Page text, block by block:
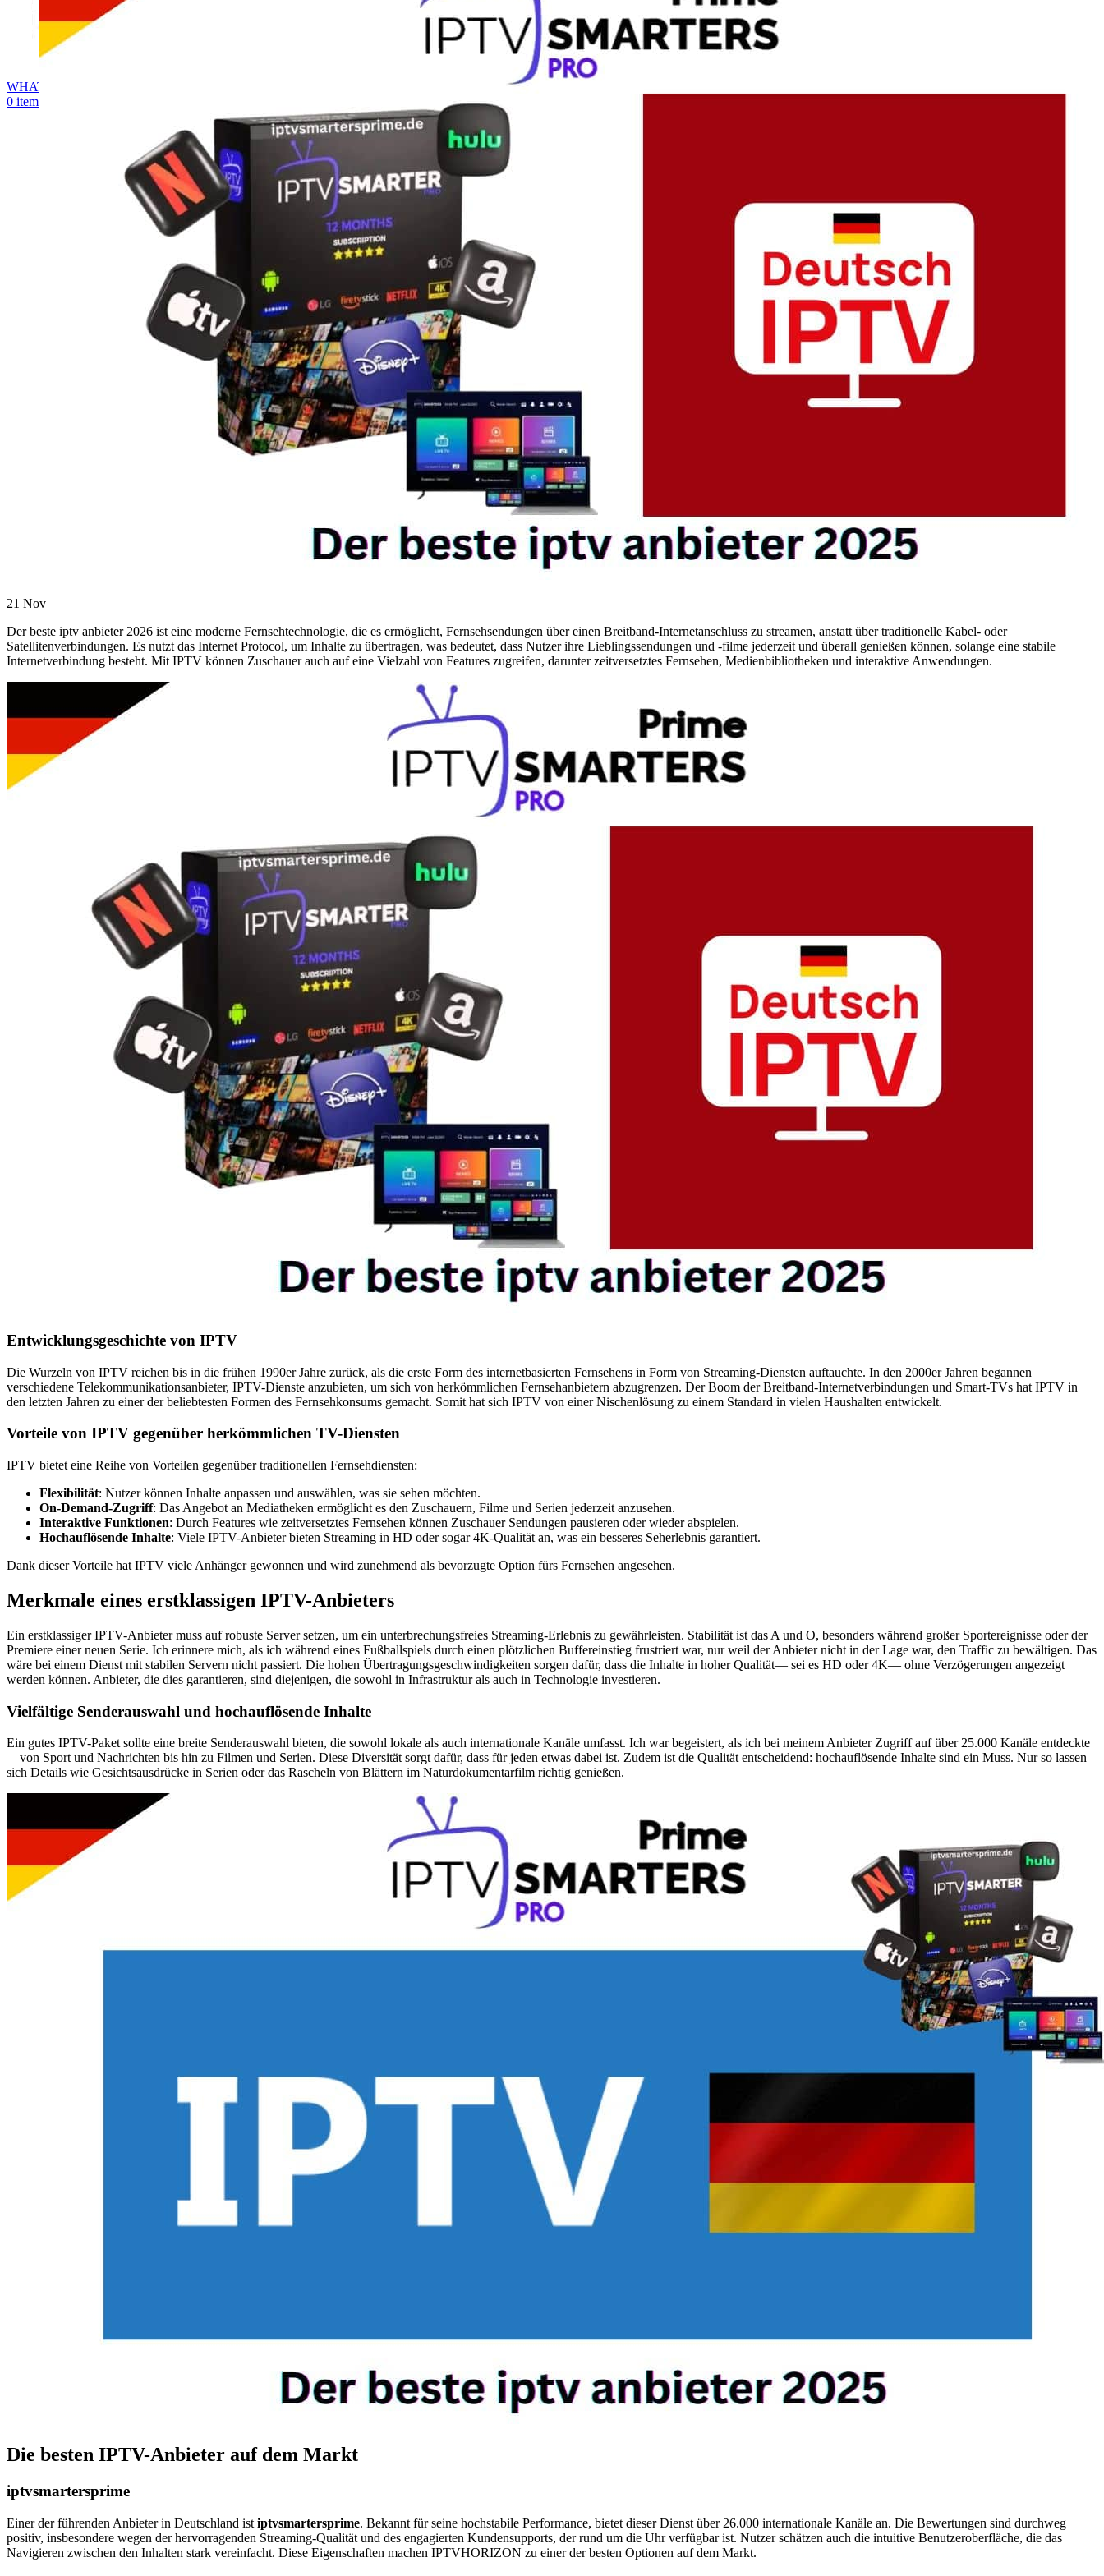
WHATSAPP
0 items
21 Nov
Der beste iptv anbieter 2026 ist eine moderne Fernsehtechnologie, die es ermöglicht, Fernsehsendungen über einen Breitband-Internetanschluss zu streamen, anstatt über traditionelle Kabel- oder
Satellitenverbindungen. Es nutzt das Internet Protocol, um Inhalte zu übertragen, was bedeutet, dass Nutzer ihre Lieblingssendungen und -filme jederzeit und überall genießen können, solange eine stabile
Internetverbindung besteht. Mit IPTV können Zuschauer auch auf eine Vielzahl von Features zugreifen, darunter zeitversetztes Fernsehen, Medienbibliotheken und interaktive Anwendungen.
Entwicklungsgeschichte von IPTV
Die Wurzeln von IPTV reichen bis in die frühen 1990er Jahre zurück, als die erste Form des internetbasierten Fernsehens in Form von Streaming-Diensten auftauchte. In den 2000er Jahren begannen
verschiedene Telekommunikationsanbieter, IPTV-Dienste anzubieten, um sich von herkömmlichen Fernsehanbietern abzugrenzen. Der Boom der Breitband-Internetverbindungen und Smart-TVs hat IPTV in
den letzten Jahren zu einer der beliebtesten Formen des Fernsehkonsums gemacht. Somit hat sich IPTV von einer Nischenlösung zu einem Standard in vielen Haushalten entwickelt.
Vorteile von IPTV gegenüber herkömmlichen TV-Diensten
IPTV bietet eine Reihe von Vorteilen gegenüber traditionellen Fernsehdiensten:
Flexibilität: Nutzer können Inhalte anpassen und auswählen, was sie sehen möchten.
On-Demand-Zugriff: Das Angebot an Mediatheken ermöglicht es den Zuschauern, Filme und Serien jederzeit anzusehen.
Interaktive Funktionen: Durch Features wie zeitversetztes Fernsehen können Zuschauer Sendungen pausieren oder wieder abspielen.
Hochauflösende Inhalte: Viele IPTV-Anbieter bieten Streaming in HD oder sogar 4K-Qualität an, was ein besseres Seherlebnis garantiert.
Dank dieser Vorteile hat IPTV viele Anhänger gewonnen und wird zunehmend als bevorzugte Option fürs Fernsehen angesehen.
Merkmale eines erstklassigen IPTV-Anbieters
Ein erstklassiger IPTV-Anbieter muss auf robuste Server setzen, um ein unterbrechungsfreies Streaming-Erlebnis zu gewährleisten. Stabilität ist das A und O, besonders während großer Sportereignisse oder der
Premiere einer neuen Serie. Ich erinnere mich, als ich während eines Fußballspiels durch einen plötzlichen Buffereinstieg frustriert war, nur weil der Anbieter nicht in der Lage war, den Traffic zu bewältigen. Das
wäre bei einem Dienst mit stabilen Servern nicht passiert. Die hohen Übertragungsgeschwindigkeiten sorgen dafür, dass die Inhalte in hoher Qualität— sei es HD oder 4K— ohne Verzögerungen angezeigt
werden können. Anbieter, die dies garantieren, sind diejenigen, die sowohl in Infrastruktur als auch in Technologie investieren.
Vielfältige Senderauswahl und hochauflösende Inhalte
Ein gutes IPTV-Paket sollte eine breite Senderauswahl bieten, die sowohl lokale als auch internationale Kanäle umfasst. Ich war begeistert, als ich bei meinem Anbieter Zugriff auf über 25.000 Kanäle entdeckte
—von Sport und Nachrichten bis hin zu Filmen und Serien. Diese Diversität sorgt dafür, dass für jeden etwas dabei ist. Zudem ist die Qualität entscheidend: hochauflösende Inhalte sind ein Muss. Nur so lassen
sich Details wie Gesichtsausdrücke in Serien oder das Rascheln von Blättern im Naturdokumentarfilm richtig genießen.
Die besten IPTV-Anbieter auf dem Markt
iptvsmartersprime
Einer der führenden Anbieter in Deutschland ist iptvsmartersprime. Bekannt für seine hochstabile Performance, bietet dieser Dienst über 26.000 internationale Kanäle an. Die Bewertungen sind durchweg
positiv, insbesondere wegen der hervorragenden Streaming-Qualität und des engagierten Kundensupports, der rund um die Uhr verfügbar ist. Nutzer schätzen auch die intuitive Benutzeroberfläche, die das
Navigieren zwischen den Inhalten stark vereinfacht. Diese Eigenschaften machen IPTVHORIZON zu einer der besten Optionen auf dem Markt.